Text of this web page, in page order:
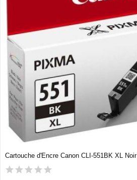
Cartouche d'Encre Canon CLI-551BK XL Noir